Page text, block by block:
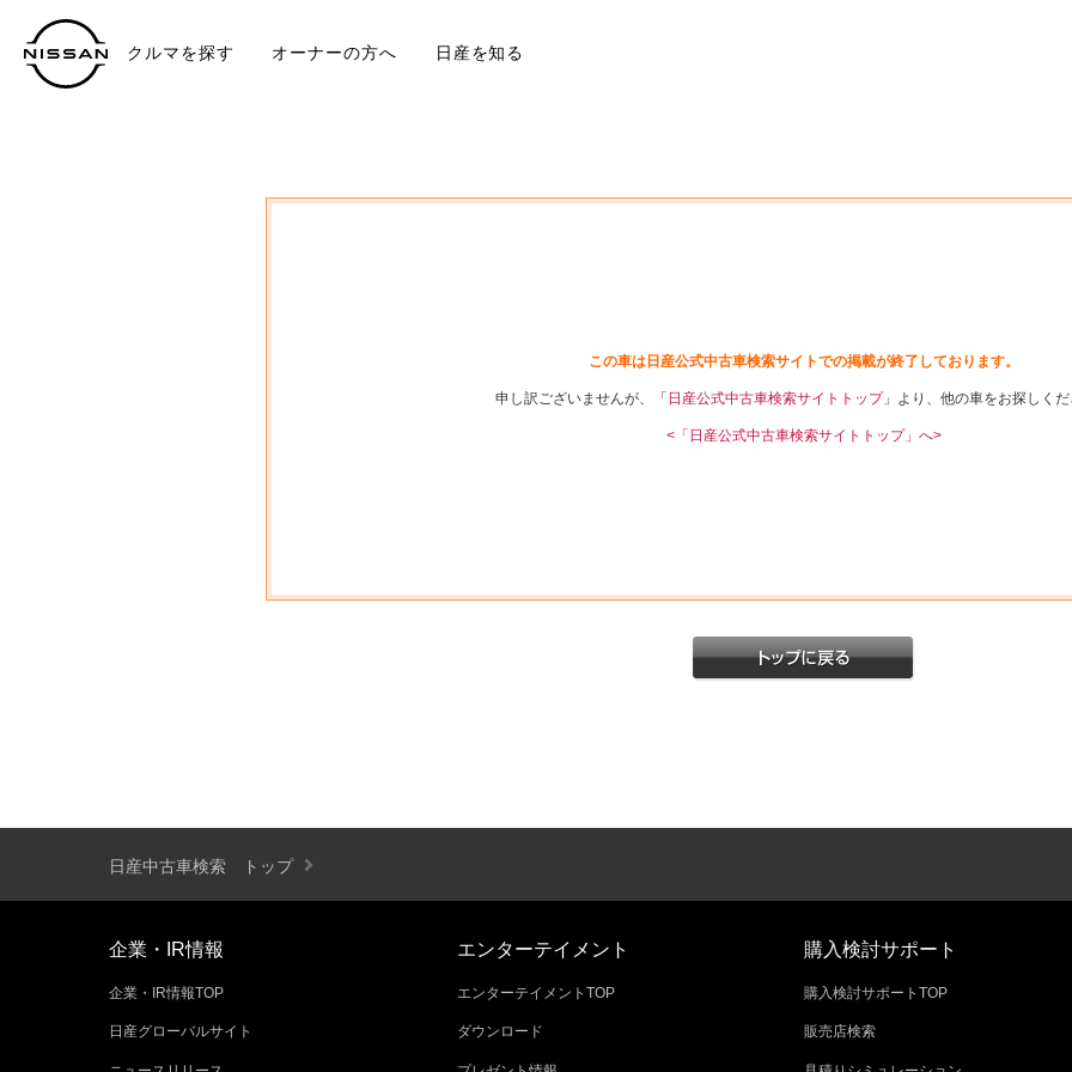
クルマを探す オーナーの方へ 日産を知る
この車は日産公式中古車検索サイトでの掲載が終了しております。
申し訳ございませんが、「 日産公式中古車検索サイトトップ」より、他の車をお探しくだ
<「日産公式中古車検索サイトトップ」へ>
日産中古車検索 トップ
企業・IR情報
企業・IR情報TOP
日産グローバルサイト
エンターテイメント
エンターテイメントTOP
ダウンロード
購入検討サポート
購入検討サポートTOP
販売店検索